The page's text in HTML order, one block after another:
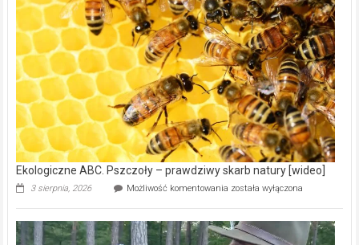
Wielka
z
dofinansowaniem
ponad
15,6
mln
na
modernizację
oczyszczalni
ścieków
[wideo]
Ekologiczne ABC. Pszczoły – prawdziwy skarb natury [wideo]
3 sierpnia, 2026 Możliwość komentowania Ekologiczne
–
prawdziwy
została wyłączona